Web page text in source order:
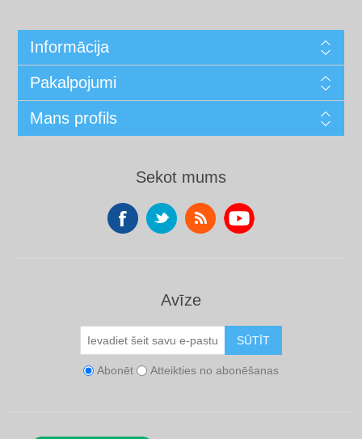
Informācija
Pakalpojumi
Mans profils
Sekot mums
Avīze
SŪTĪT
Abonēt Atteikties no abonēšanas